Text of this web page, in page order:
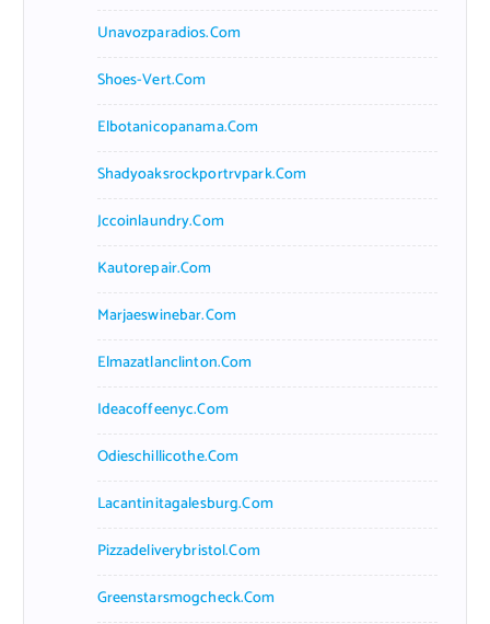
Unavozparadios.com
Shoes-Vert.com
Elbotanicopanama.com
Shadyoaksrockportrvpark.com
Jccoinlaundry.com
Kautorepair.com
Marjaeswinebar.com
Elmazatlanclinton.com
Ideacoffeenyc.com
Odieschillicothe.com
Lacantinitagalesburg.com
Pizzadeliverybristol.com
Greenstarsmogcheck.com